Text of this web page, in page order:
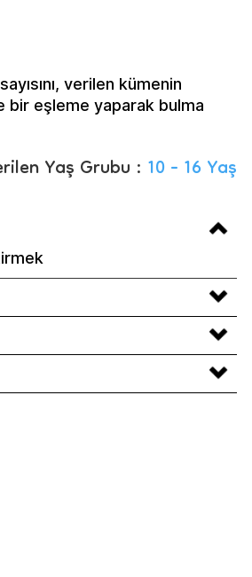
verilen kümenin
bir eşleme yaparak bulma
Yaş Grubu :10 - 16 Yaş